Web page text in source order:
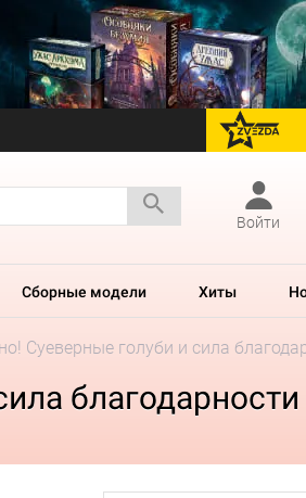
перейти на
Войти
Сборные модели Хиты
Суеверные голуби и сила
благодарности